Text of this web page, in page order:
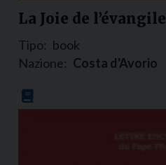
La Joie de l’évangile
Tipo: book
Nazione: Costa d'Avorio